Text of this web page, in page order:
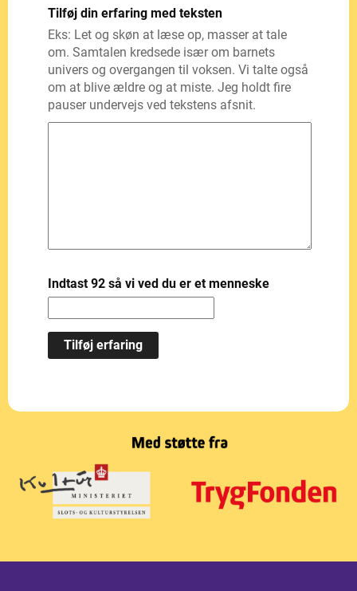
Tilføj din erfaring med teksten
Eks: Let og skøn at læse op, masser at tale
om. Samtalen kredsede især om barnets
univers og overgangen til voksen. Vi talte også
om at blive ældre og at miste. Jeg holdt fire
pauser undervejs ved tekstens afsnit.
Indtast 92 så vi ved du er et menneske